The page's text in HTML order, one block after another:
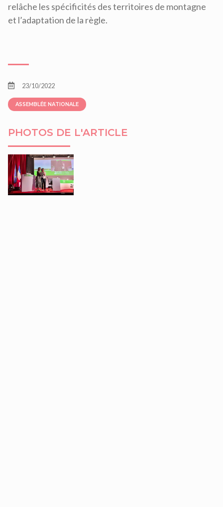
relâche les spécificités des territoires de montagne
et l’adaptation de la règle.
23/10/2022
ASSEMBLÉE NATIONALE
PHOTOS DE L'ARTICLE